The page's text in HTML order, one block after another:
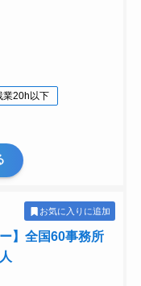
業20h以下
お気に入りに追加
】全国60事務所